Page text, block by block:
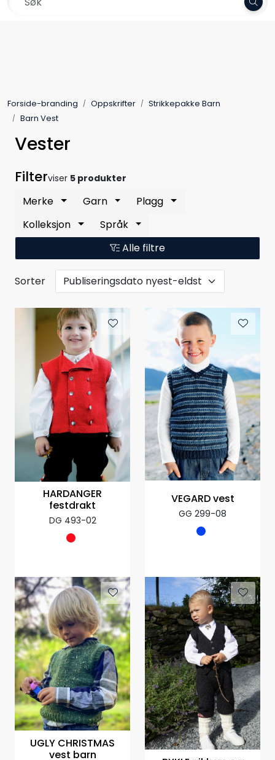
Skip to main content
Forside-branding Oppskrifter
Strikkepakke Barn
Barn Vest
Vester
Filterviser 5 produkter
Merke Garn
Plagg
Kolleksjon
Språk
Alle filtre
Sorter
HARDANGER
festdrakt
DG 493-02
VEGARD vest
GG 299-08
UGLY CHRISTMAS
vest barn
Kolleksjoner
Pinner og tilbehør
Gavekort
Outlet